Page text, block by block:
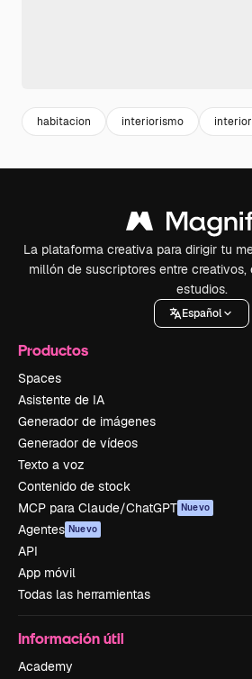
habitacion interiorismo
La plataforma creativa para dirigir tu
millón de suscriptores entre creativos,
estudios.
Español
Productos
Spaces
Asistente de IA
Generador de imágenes
Generador de vídeos
Texto a voz
Contenido de stock
MCP para Claude/ChatGPT Nuevo
Agentes Nuevo
API
App móvil
Todas las herramientas
Información útil
Academy